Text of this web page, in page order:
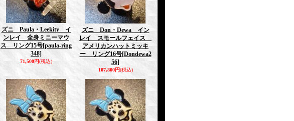
ズニ Paula・Leekity イ
ンレイ 全身ミニーマウ
ス リング15号[paula-ring
348]
71,500円(税込)
ズニ Don・Dewa イン
レイ スモールフェイス
アメリカンハットミッキ
ー リング16号[Dondewa2
56]
107,800円(税込)